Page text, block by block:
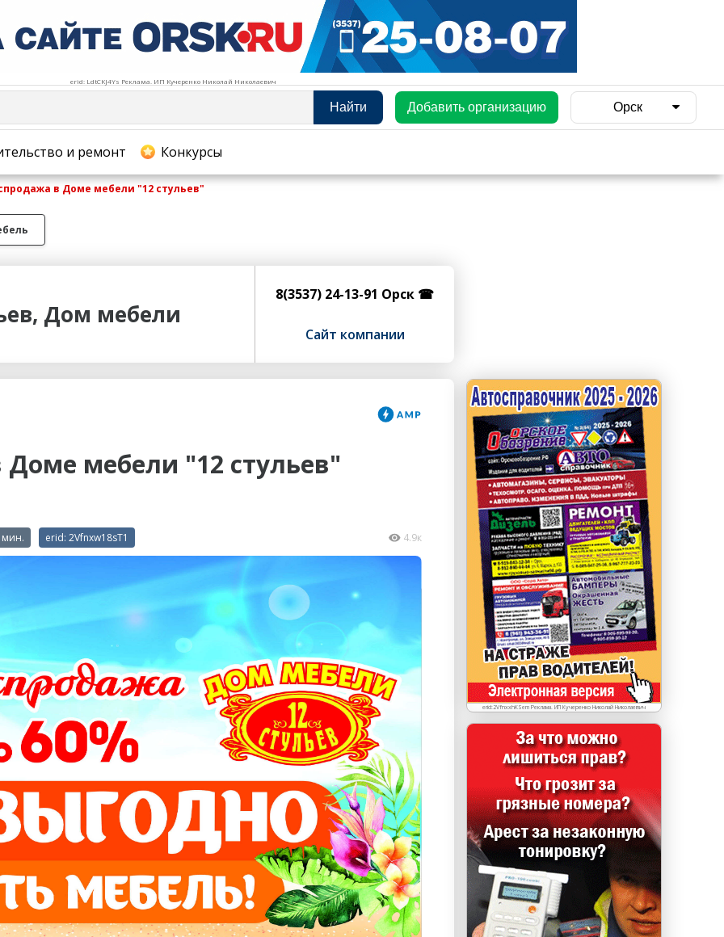
erid: LdtCKJ4Ys Реклама. ИП Кучеренко Николай Николаевич
Найти Добавить организацию Орск
и ремонт Конкурсы
erid: LdtCKJjWj Реклама. ИП Кучеренко Николай
Николаевич
в Доме мебели "12 стульев"
Дом мебели
8(3537) 24-13-91 Орск ☎
Сайт компании
мебели "12 стульев"
мин. erid: 2Vfnxw18sT1 4.9к
erid:2VfnxxhKSem Реклама. ИП Кучеренко Николай Николаевич